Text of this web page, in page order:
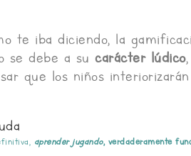
te iba diciendo, la
se debe a su carácter lúdico
que los niños
aprender jugando, verdaderamente